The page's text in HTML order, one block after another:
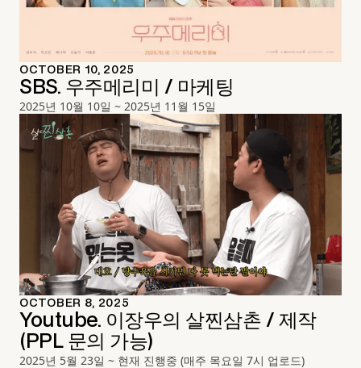
OCTOBER 10, 2025
SBS. 우주메리미 / 마케팅
2025년 10월 10일 ~ 2025년 11월 15일
OCTOBER 8, 2025
Youtube. 이장우의 살찐삼촌 / 제작
(PPL 문의 가능)
2025년 5월 23일 ~ 현재 진행중 (매주 목요일 7시 업로드)